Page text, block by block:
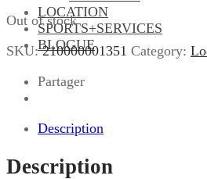
LOCATION
SPORTS+SERVICES
BLOGUE
Out of stock
SKU:210000001351 Category:
Partager
Description
Description